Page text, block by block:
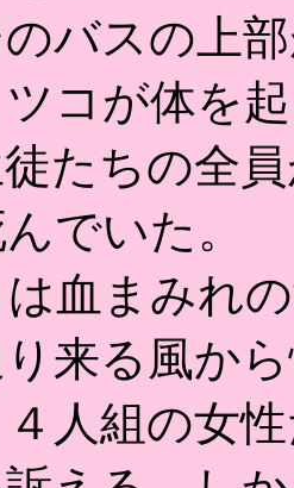
のバスの上
コが体を
たちの全
でいた。
は血まみれ
り来る風か
人組の女